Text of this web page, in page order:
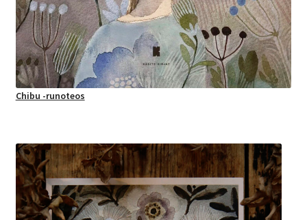
Chibu -runoteos